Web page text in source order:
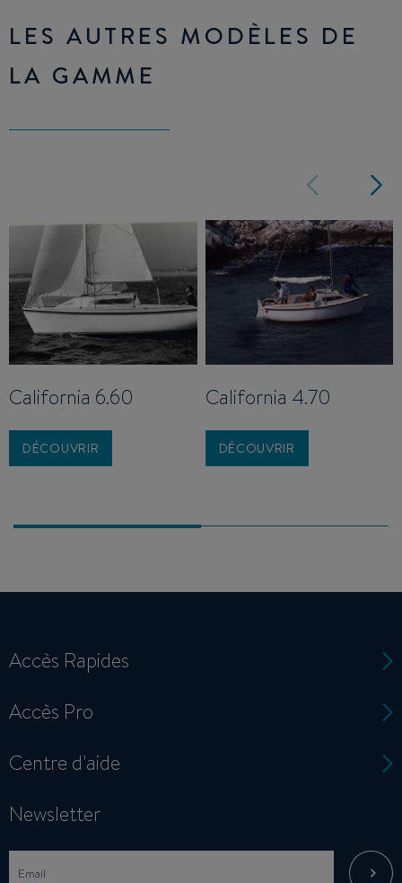
LES AUTRES MODÈLES DE
LA GAMME
California 6.60
DÉCOUVRIR
California 4.70
DÉCOUVRIR
Accès Rapides
Accès Pro
Centre d'aide
Newsletter